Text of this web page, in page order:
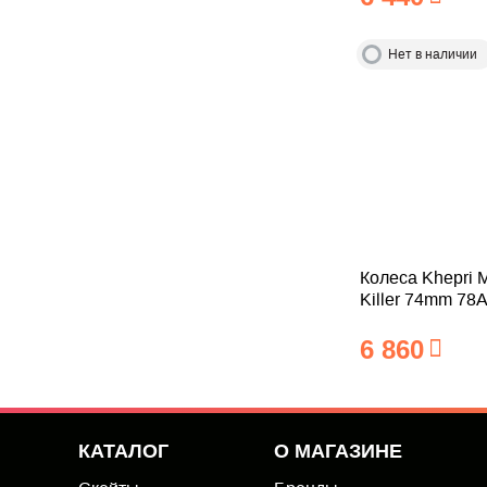
Нет в наличии
Колеса Khepri
Killer 74mm 78A
6 860
КАТАЛОГ О МАГАЗИНЕ